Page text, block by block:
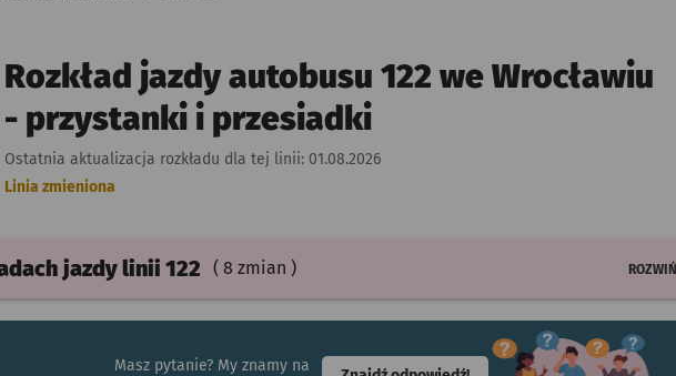
Rozkład jazdy autobusu 122 we Wrocławiu
- przystanki i przesiadki
Ostatnia aktualizacja rozkładu dla tej linii: 01.08.2026
Linia zmieniona
jazdylinii 122 ( 8 zmian )
ROZWIŃ
Masz pytanie? My znamy na